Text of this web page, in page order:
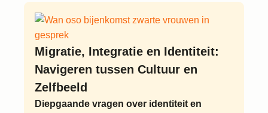
Migratie, Integratie en Identiteit:
Navigeren tussen Cultuur en
Zelfbeeld
Diepgaande vragen over identiteit en